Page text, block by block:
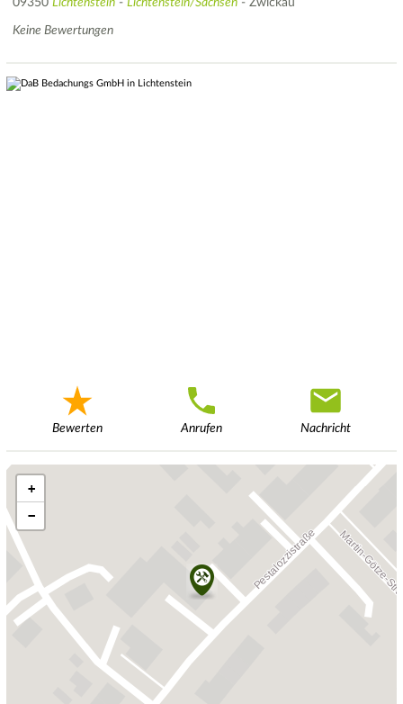
09350 Lichtenstein - Lichtenstein/Sachsen - Zwickau
Keine Bewertungen
Bewerten Anrufen Nachricht
+
−